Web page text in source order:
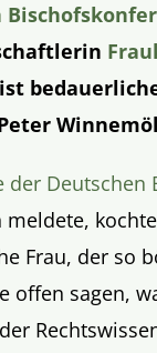
der
meldete,
Frau, der so
offen sagen,